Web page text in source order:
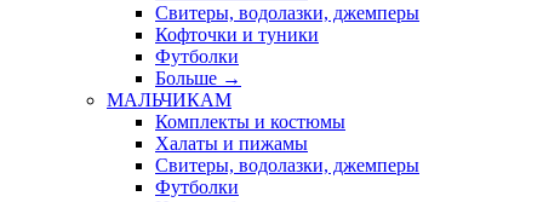
Свитеры, водолазки, джемперы
Кофточки и туники
Футболки
Больше →
МАЛЬЧИКАМ
Комплекты и костюмы
Халаты и пижамы
Свитеры, водолазки, джемперы
Футболки